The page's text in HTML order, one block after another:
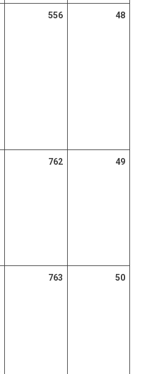
48
556
49
762
50
763